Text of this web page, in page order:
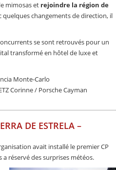
mimosas et rejoindre la région de
changements de direction, il
se sont retrouvés pour un
transformé en hôtel de luxe et
Monte-Carlo
Corinne / Porsche Cayman
DE ESTRELA –
avait installé le premier CP
réservé des surprises météos.